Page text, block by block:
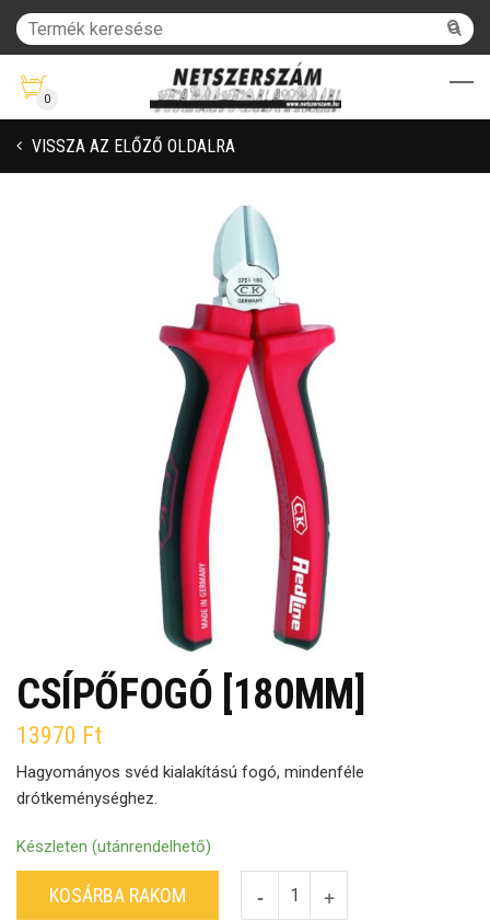
0
VISSZA AZ ELŐZŐ OLDALRA
CSÍPŐFOGÓ [180MM]
13970 Ft
Hagyományos svéd kialakítású fogó, mindenféle
drótkeménységhez.
Készleten (utánrendelhető)
KOSÁRBA RAKOM